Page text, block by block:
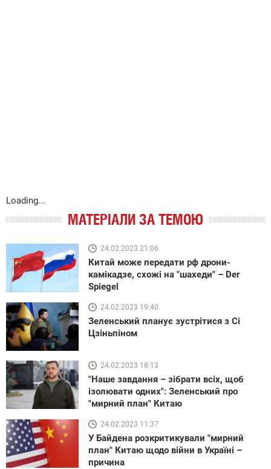
Loading...
МАТЕРІАЛИ ЗА ТЕМОЮ
24.02.2023 21:06
Китай може передати рф дрони-
камікадзе, схожі на "шахеди" – Der
Spiegel
24.02.2023 19:40
Зеленський планує зустрітися з Сі
Цзіньпіном
24.02.2023 18:13
"Наше завдання – зібрати всіх, щоб
ізолювати одних": Зеленський про
"мирний план" Китаю
24.02.2023 11:37
У Байдена розкритикували "мирний
план" Китаю щодо війни в Україні –
причина